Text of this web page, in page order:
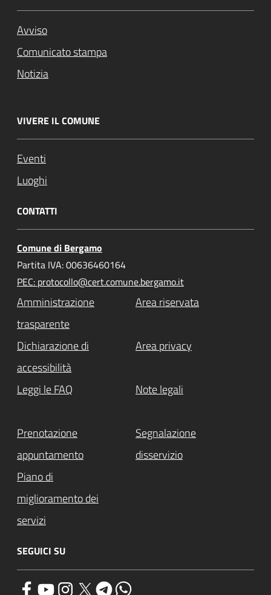
Avviso
Comunicato stampa
Notizia
VIVERE IL COMUNE
Eventi
Luoghi
CONTATTI
Comune di Bergamo
Partita IVA: 00636460164
PEC: protocollo@cert.comune.bergamo.it
Amministrazione
trasparente
Area riservata
Dichiarazione di
accessibilità
Area privacy
Leggi le FAQ Note legali
Prenotazione
appuntamento
Segnalazione
disservizio
Piano di
miglioramento dei
servizi
SEGUICI SU